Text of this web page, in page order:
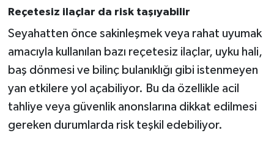
Reçetesiz ilaçlar da risk taşıyabilir
Seyahatten önce sakinleşmek veya rahat uyumak
amacıyla kullanılan bazı reçetesiz ilaçlar, uyku hali,
baş dönmesi ve bilinç bulanıklığı gibi istenmeyen
yan etkilere yol açabiliyor. Bu da özellikle acil
tahliye veya güvenlik anonslarına dikkat edilmesi
gereken durumlarda risk teşkil edebiliyor.